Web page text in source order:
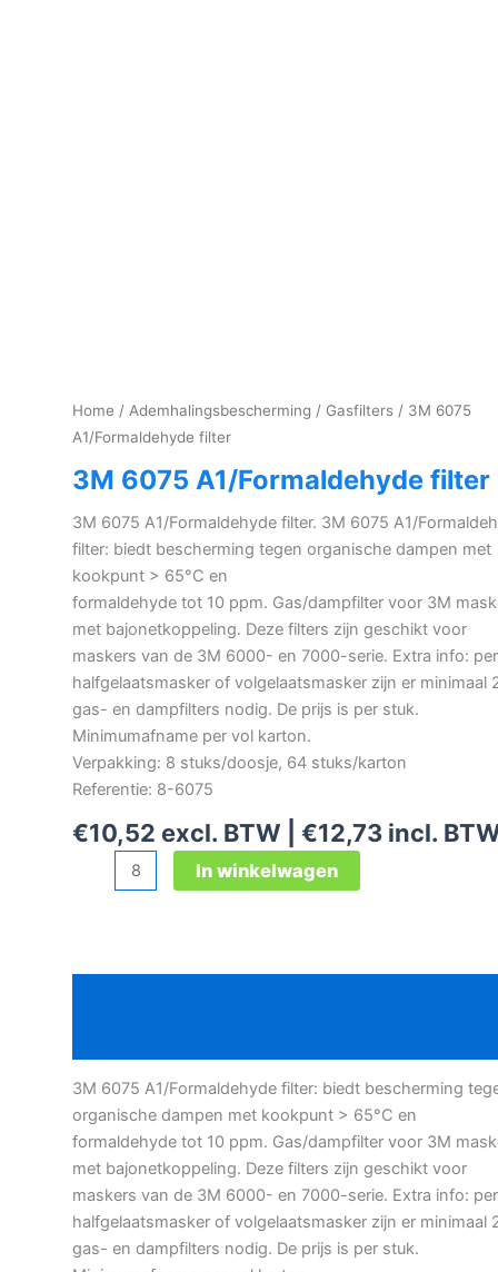
Home / Ademhalingsbescherming / Gasfilters / 3M 6075
A1/Formaldehyde filter
3M 6075 A1/Formaldehyde filter
3M 6075 A1/Formaldehyde filter. 3M 6075 A1/
filter: biedt bescherming tegen organische dampen met
kookpunt > 65°C en
formaldehyde tot 10 ppm. Gas/dampfilter voor 3M
met bajonetkoppeling. Deze filters zijn geschikt voor
maskers van de 3M 6000- en 7000-serie. Extra info: per
halfgelaatsmasker of volgelaatsmasker zijn er minimaal
gas- en dampfilters nodig. De prijs is per stuk.
Minimumafname per vol karton.
Verpakking: 8 stuks/doosje, 64 stuks/karton
Referentie: 8-6075
€10,52 excl. BTW | €12,73 incl.
aantal
In winkelwagen
3M 6075 A1/Formaldehyde filter: biedt bescherming
organische dampen met kookpunt > 65°C en
formaldehyde tot 10 ppm. Gas/dampfilter voor 3M
met bajonetkoppeling. Deze filters zijn geschikt voor
maskers van de 3M 6000- en 7000-serie. Extra info: per
halfgelaatsmasker of volgelaatsmasker zijn er minimaal
gas- en dampfilters nodig. De prijs is per stuk.